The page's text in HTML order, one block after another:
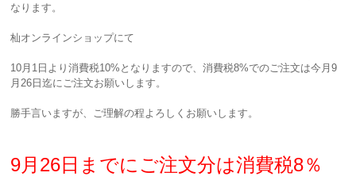
なります。
杣オンラインショップにて
10月1日より消費税10%となりますので、消費税8%でのご注文は今月9
月26日迄にご注文お願いします。
勝手言いますが、ご理解の程よろしくお願いします。
9月26日までにご注文分は消費税8％